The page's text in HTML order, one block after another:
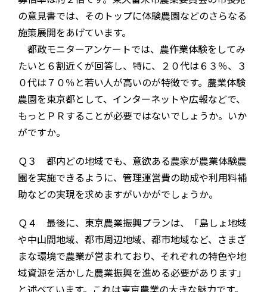
の意見書では、そのトップに体験農園などのさらなる
施策展開をあげています。
都政モニターアンケートでは、農作業体験をしてみ
たいと６割近くが回答し、特に、２０代は６３％、３
０代は７０％と若い人が高いのが特徴です。農業体験
農園を東京都として、インターネットや広報などで、
もっとＰＲすることが必要ではないでしょうか。いか
がですか。
Ｑ３ 都内どの地域でも、意欲ある農家が農業体験農
園を実施できるように、管理運営費の助成や利用料補
助などの実現を求めますがいかがでしょうか。
Ｑ４ 最後に、東京農業振興プランは、「島しょ地域
や中山間地域、都市周辺地域、都市地域など、さまざ
まな環境で農業が営まれており、それぞれの特色や地
域資源を活かした農業振興を進める必要があります」
と述べています。これは東京農業の大きな魅力です。